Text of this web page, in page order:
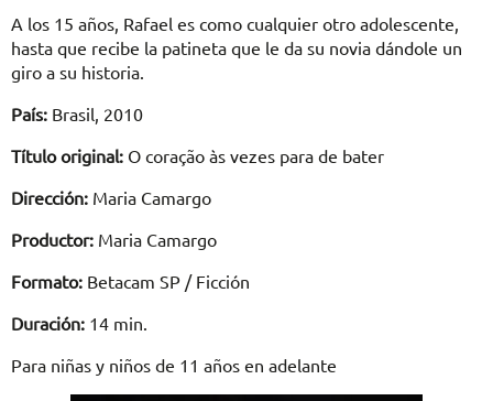
A los 15 años, Rafael es como cualquier otro adolescente,
hasta que recibe la patineta que le da su novia dándole un
giro a su historia.
País: Brasil, 2010
Título original: O coração às vezes para de bater
Dirección: Maria Camargo
Productor: Maria Camargo
Formato: Betacam SP / Ficción
Duración: 14 min.
Para niñas y niños de 11 años en adelante